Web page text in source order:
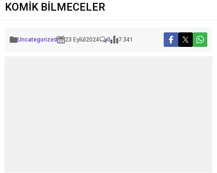
KOMİK BİLMECELER
Uncategorized 23 Eylül 2024 0 7.341